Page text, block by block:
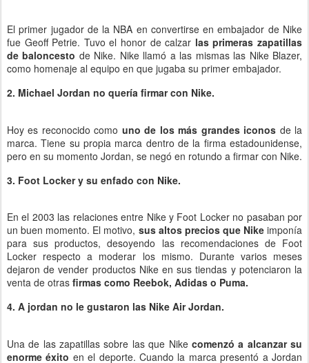
El primer jugador de la NBA en convertirse en embajador de Nike
fue Geoff Petrie. Tuvo el honor de calzar las primeras zapatillas
de baloncesto de Nike. Nike llamó a las mismas las Nike Blazer,
como homenaje al equipo en que jugaba su primer embajador.
2. Michael Jordan no quería firmar con Nike.
Hoy es reconocido como uno de los más grandes iconos de la
marca. Tiene su propia marca dentro de la firma estadounidense,
pero en su momento Jordan, se negó en rotundo a firmar con Nike.
3. Foot Locker y su enfado con Nike.
En el 2003 las relaciones entre Nike y Foot Locker no pasaban por
un buen momento. El motivo, sus altos precios que Nikeimponía
para sus productos, desoyendo las recomendaciones de Foot
Locker respecto a moderar los mismo. Durante varios meses
dejaron de vender productos Nike en sus tiendas y potenciaron la
venta de otras firmas como Reebok, Adidas o Puma.
4. A jordan no le gustaron las Nike Air Jordan.
Una de las zapatillas sobre las que Nike comenzó a alcanzar su
enorme éxito en el deporte. Cuando la marca presentó a Jordan